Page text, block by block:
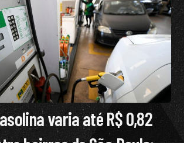
varia até R$ 0,82